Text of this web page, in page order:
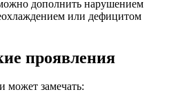
дополнить нарушением
или дефицитом
проявления
может замечать: